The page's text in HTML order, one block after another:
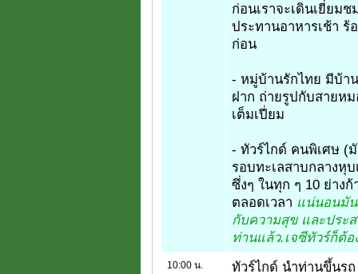
ก่อนเราจะเดินเยี่ยมช
ประทานอาหารเช้า ร้
ก่อน
- หมู่บ้านรักไทย มีบ้า
ฝาก ถ่ายรูปกับสายห
เต็มเปี่ยม
- ทัวร์ไกด์ คนพิเศษ (
รอบทะเลสาบกลางหุ
ซึ่งๆ ในทุก ๆ 10 ย่าง
ตลอดเวลา แน่นอนมัน
กับความสุข และประ
ท่านแล้ว.เจซีทัวร์ก็ต้อ
10:00 น.
ทัวร์ไกด์ นำท่านขึ้นร